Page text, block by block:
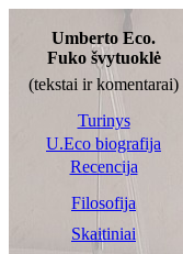
Umberto Eco.
Fuko švytuoklė
(tekstai ir komentarai)
Turinys
U.Eco biografija
Recencija
Filosofija
Skaitiniai